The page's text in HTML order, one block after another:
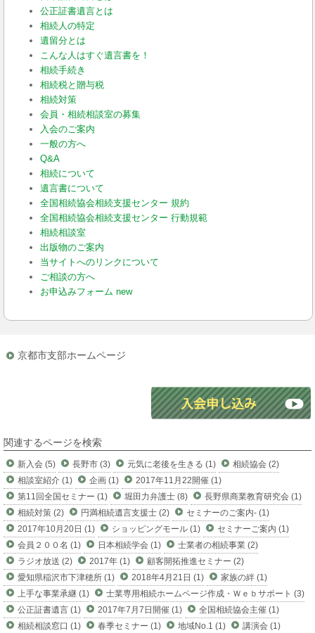
公正証書遺言とは
相続人の特定
遺留分とは
こんな人はすぐ遺言書を！
相続手続き
相続税と贈与税
相続対策
会員・相続相談室の募集
入会のご案内
一般の方へ
Q&A
相続について
遺言書について
全国相続協会相続支援センター 規約
全国相続協会相続支援センター 行動規範
相続相談室
出版物のご案内
当サイトへのリンクについて
ご相談の方へ
お申込みフォーム new
京都市支部ホームページ
関連するページを検索
新入会 (5) 長野市 (3) 元気に老後を生きる (1)
相続協会 (2)
相談室紹介 (1)
企画 (1)
2017年11月22開催 (1)
第11回全国セミナー (1)
堀田力弁護士 (8)
長野県商業教育研究会 (1)
相続対策 (2)
円満相続遺言支援士 (2)
セミナーのご案内- (1)
2017年10月20日 (1)
ショッピングモール (1)
セミナーご案内 (1)
会員２００名 (1)
日本相続学会 (1)
士業者の相続事業 (2)
ラジオ放送 (2)
2017年 (1)
顧客開拓推進セミナー (2)
愛知県稲沢市下津穂所 (1)
2018年4月21日 (1)
家族の絆 (1)
上手な事業承継 (1)
士業専用相続ホームページ作成・Ｗｅｂサポート (3)
公正証書遺言 (1)
2017年7月7日開催 (1)
全国相続協会主催 (1)
相続相談窓口 (1)
春季セミナー (1) 地域No.1 (1)
講演会 (1)